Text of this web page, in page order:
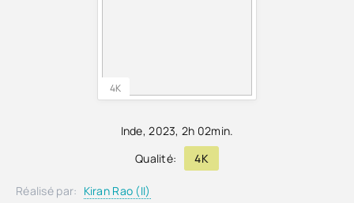
Inde,2023, 2h 02min.
Qualité:
4K
4K
Réalisé par: Kiran Rao (II)